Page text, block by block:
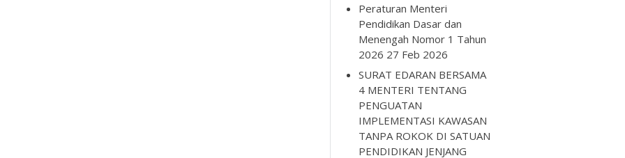
Peraturan Menteri
Pendidikan Dasar dan
Menengah Nomor 1 Tahun
2026 27 Feb 2026
SURAT EDARAN BERSAMA
4 MENTERI TENTANG
PENGUATAN
IMPLEMENTASI KAWASAN
TANPA ROKOK DI SATUAN
PENDIDIKAN JENJANG